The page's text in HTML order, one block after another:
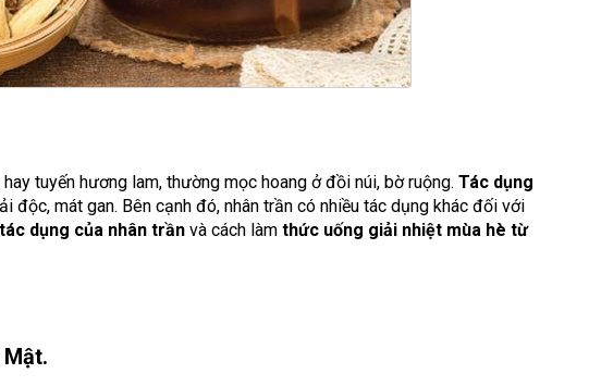
tuyến hương lam, thường mọc hoang ở đồi núi, bờ ruộng. Tác dụng
độc, mát gan. Bên cạnh đó, nhân trần có nhiều tác dụng khác đối với
tác dụng của nhân trần và cách làm thức uống giải nhiệt mùa hè từ